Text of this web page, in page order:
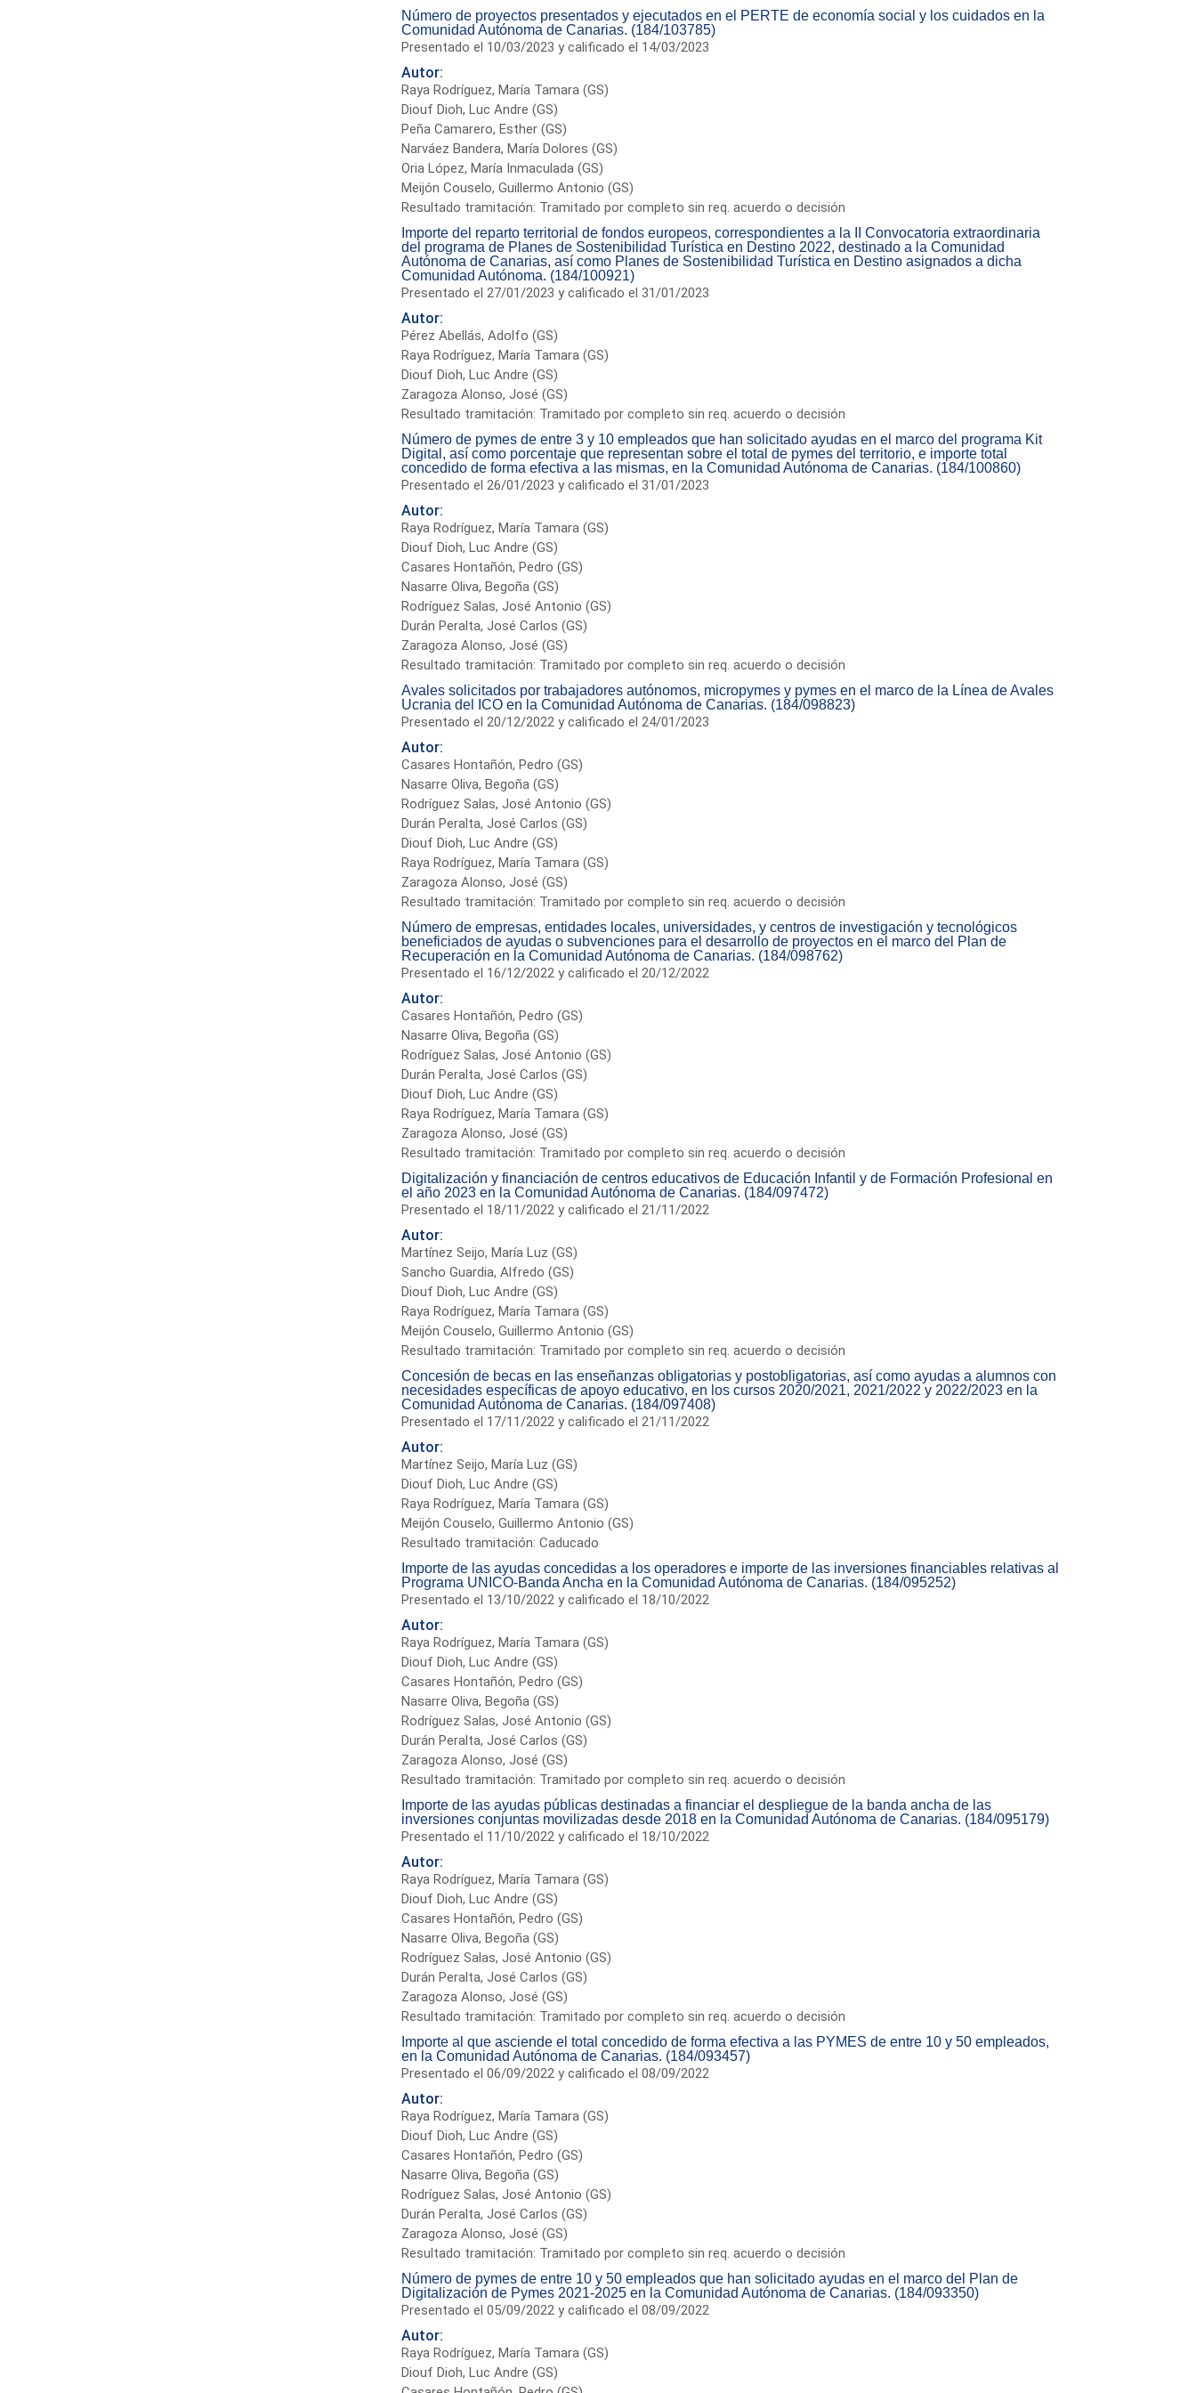
Número de proyectos presentados y ejecutados en el PERTE de economía social y los cuidados en la
Comunidad Autónoma de Canarias. (184/103785)
Presentado el 10/03/2023 y calificado el 14/03/2023
Autor:
Raya Rodríguez, María Tamara (GS)
Diouf Dioh, Luc Andre (GS)
Peña Camarero, Esther (GS)
Narváez Bandera, María Dolores (GS)
Oria López, María Inmaculada (GS)
Meijón Couselo, Guillermo Antonio (GS)
Resultado tramitación: Tramitado por completo sin req. acuerdo o decisión
Importe del reparto territorial de fondos europeos, correspondientes a la II Convocatoria extraordinaria
del programa de Planes de Sostenibilidad Turística en Destino 2022, destinado a la Comunidad
Autónoma de Canarias, así como Planes de Sostenibilidad Turística en Destino asignados a dicha
Comunidad Autónoma. (184/100921)
Presentado el 27/01/2023 y calificado el 31/01/2023
Autor:
Pérez Abellás, Adolfo (GS)
Raya Rodríguez, María Tamara (GS)
Diouf Dioh, Luc Andre (GS)
Zaragoza Alonso, José (GS)
Resultado tramitación: Tramitado por completo sin req. acuerdo o decisión
Número de pymes de entre 3 y 10 empleados que han solicitado ayudas en el marco del programa Kit
Digital, así como porcentaje que representan sobre el total de pymes del territorio, e importe total
concedido de forma efectiva a las mismas, en la Comunidad Autónoma de Canarias. (184/100860)
Presentado el 26/01/2023 y calificado el 31/01/2023
Autor:
Raya Rodríguez, María Tamara (GS)
Diouf Dioh, Luc Andre (GS)
Casares Hontañón, Pedro (GS)
Nasarre Oliva, Begoña (GS)
Rodríguez Salas, José Antonio (GS)
Durán Peralta, José Carlos (GS)
Zaragoza Alonso, José (GS)
Resultado tramitación: Tramitado por completo sin req. acuerdo o decisión
Avales solicitados por trabajadores autónomos, micropymes y pymes en el marco de la Línea de Avales
Ucrania del ICO en la Comunidad Autónoma de Canarias. (184/098823)
Presentado el 20/12/2022 y calificado el 24/01/2023
Autor:
Casares Hontañón, Pedro (GS)
Nasarre Oliva, Begoña (GS)
Rodríguez Salas, José Antonio (GS)
Durán Peralta, José Carlos (GS)
Diouf Dioh, Luc Andre (GS)
Raya Rodríguez, María Tamara (GS)
Zaragoza Alonso, José (GS)
Resultado tramitación: Tramitado por completo sin req. acuerdo o decisión
Número de empresas, entidades locales, universidades, y centros de investigación y tecnológicos
beneficiados de ayudas o subvenciones para el desarrollo de proyectos en el marco del Plan de
Recuperación en la Comunidad Autónoma de Canarias. (184/098762)
Presentado el 16/12/2022 y calificado el 20/12/2022
Autor:
Casares Hontañón, Pedro (GS)
Nasarre Oliva, Begoña (GS)
Rodríguez Salas, José Antonio (GS)
Durán Peralta, José Carlos (GS)
Diouf Dioh, Luc Andre (GS)
Raya Rodríguez, María Tamara (GS)
Zaragoza Alonso, José (GS)
Resultado tramitación: Tramitado por completo sin req. acuerdo o decisión
Digitalización y financiación de centros educativos de Educación Infantil y de Formación Profesional en
el año 2023 en la Comunidad Autónoma de Canarias. (184/097472)
Presentado el 18/11/2022 y calificado el 21/11/2022
Autor:
Martínez Seijo, María Luz (GS)
Sancho Guardia, Alfredo (GS)
Diouf Dioh, Luc Andre (GS)
Raya Rodríguez, María Tamara (GS)
Meijón Couselo, Guillermo Antonio (GS)
Resultado tramitación: Tramitado por completo sin req. acuerdo o decisión
Concesión de becas en las enseñanzas obligatorias y postobligatorias, así como ayudas a alumnos con
necesidades específicas de apoyo educativo, en los cursos 2020/2021, 2021/2022 y 2022/2023 en la
Comunidad Autónoma de Canarias. (184/097408)
Presentado el 17/11/2022 y calificado el 21/11/2022
Autor:
Martínez Seijo, María Luz (GS)
Diouf Dioh, Luc Andre (GS)
Raya Rodríguez, María Tamara (GS)
Meijón Couselo, Guillermo Antonio (GS)
Resultado tramitación: Caducado
Importe de las ayudas concedidas a los operadores e importe de las inversiones financiables relativas al
Programa UNICO-Banda Ancha en la Comunidad Autónoma de Canarias. (184/095252)
Presentado el 13/10/2022 y calificado el 18/10/2022
Autor:
Raya Rodríguez, María Tamara (GS)
Diouf Dioh, Luc Andre (GS)
Casares Hontañón, Pedro (GS)
Nasarre Oliva, Begoña (GS)
Rodríguez Salas, José Antonio (GS)
Durán Peralta, José Carlos (GS)
Zaragoza Alonso, José (GS)
Resultado tramitación: Tramitado por completo sin req. acuerdo o decisión
Importe de las ayudas públicas destinadas a financiar el despliegue de la banda ancha de las
inversiones conjuntas movilizadas desde 2018 en la Comunidad Autónoma de Canarias. (184/095179)
Presentado el 11/10/2022 y calificado el 18/10/2022
Autor:
Raya Rodríguez, María Tamara (GS)
Diouf Dioh, Luc Andre (GS)
Casares Hontañón, Pedro (GS)
Nasarre Oliva, Begoña (GS)
Rodríguez Salas, José Antonio (GS)
Durán Peralta, José Carlos (GS)
Zaragoza Alonso, José (GS)
Resultado tramitación: Tramitado por completo sin req. acuerdo o decisión
Importe al que asciende el total concedido de forma efectiva a las PYMES de entre 10 y 50 empleados,
en la Comunidad Autónoma de Canarias. (184/093457)
Presentado el 06/09/2022 y calificado el 08/09/2022
Autor:
Raya Rodríguez, María Tamara (GS)
Diouf Dioh, Luc Andre (GS)
Casares Hontañón, Pedro (GS)
Nasarre Oliva, Begoña (GS)
Rodríguez Salas, José Antonio (GS)
Durán Peralta, José Carlos (GS)
Zaragoza Alonso, José (GS)
Resultado tramitación: Tramitado por completo sin req. acuerdo o decisión
Número de pymes de entre 10 y 50 empleados que han solicitado ayudas en el marco del Plan de
Digitalización de Pymes 2021-2025 en la Comunidad Autónoma de Canarias. (184/093350)
Presentado el 05/09/2022 y calificado el 08/09/2022
Autor:
Raya Rodríguez, María Tamara (GS)
Diouf Dioh, Luc Andre (GS)